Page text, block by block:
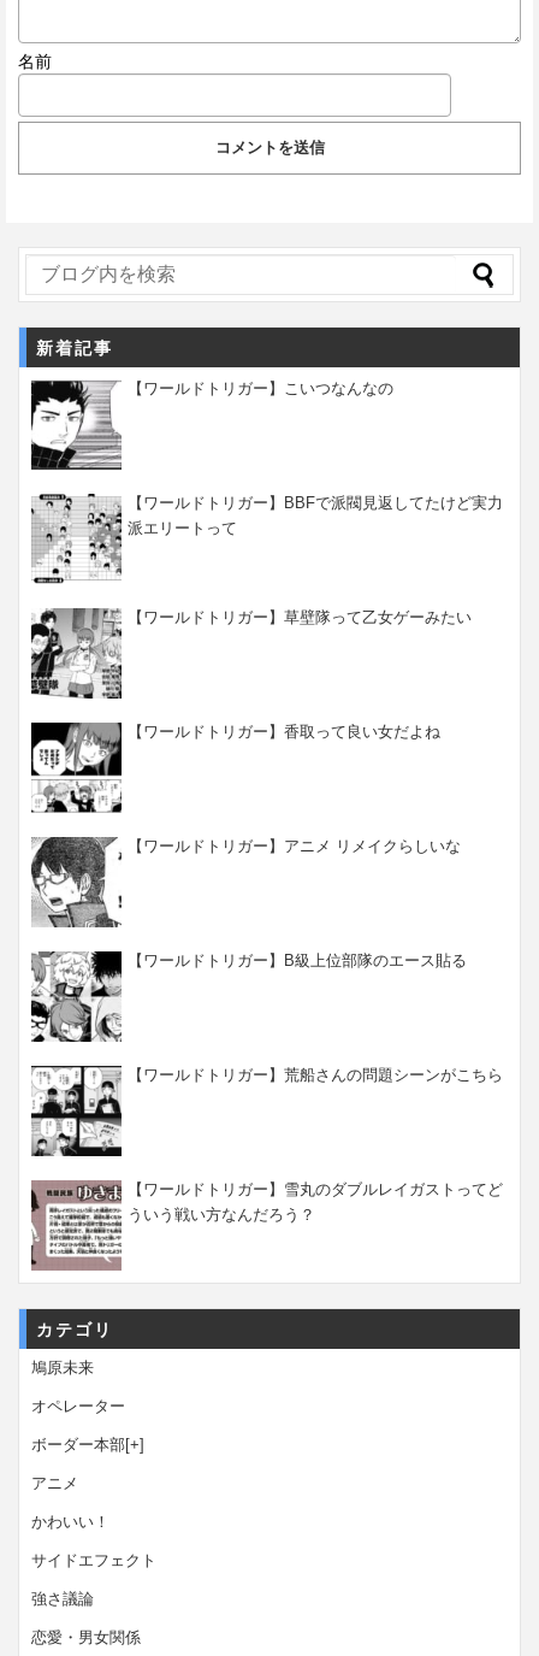
名前
新着記事
【ワールドトリガー】こいつなんなの
【ワールドトリガー】BBFで派閥見返してたけど実力
派エリートって
【ワールドトリガー】草壁隊って乙女ゲーみたい
【ワールドトリガー】香取って良い女だよね
【ワールドトリガー】アニメ リメイクらしいな
【ワールドトリガー】B級上位部隊のエース貼る
【ワールドトリガー】荒船さんの問題シーンがこちら
【ワールドトリガー】雪丸のダブルレイガストってど
ういう戦い方なんだろう？
カテゴリ
鳩原未来
オペレーター
ボーダー本部[+]
アニメ
かわいい！
サイドエフェクト
強さ議論
恋愛・男女関係